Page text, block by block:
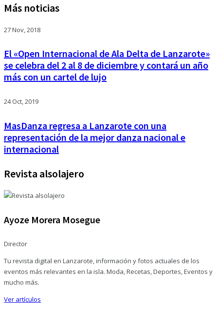
Más noticias
27 Nov, 2018
El «Open Internacional de Ala Delta de Lanzarote»
se celebra del 2 al 8 de diciembre y contará un año
más con un cartel de lujo
24 Oct, 2019
MasDanza regresa a Lanzarote con una
representación de la mejor danza nacional e
internacional
Revista alsolajero
Ayoze Morera Mosegue
Director
Tu revista digital en Lanzarote, información y fotos actuales de los
eventos más relevantes en la isla. Moda, Recetas, Deportes, Eventos y
mucho más.
Ver artículos